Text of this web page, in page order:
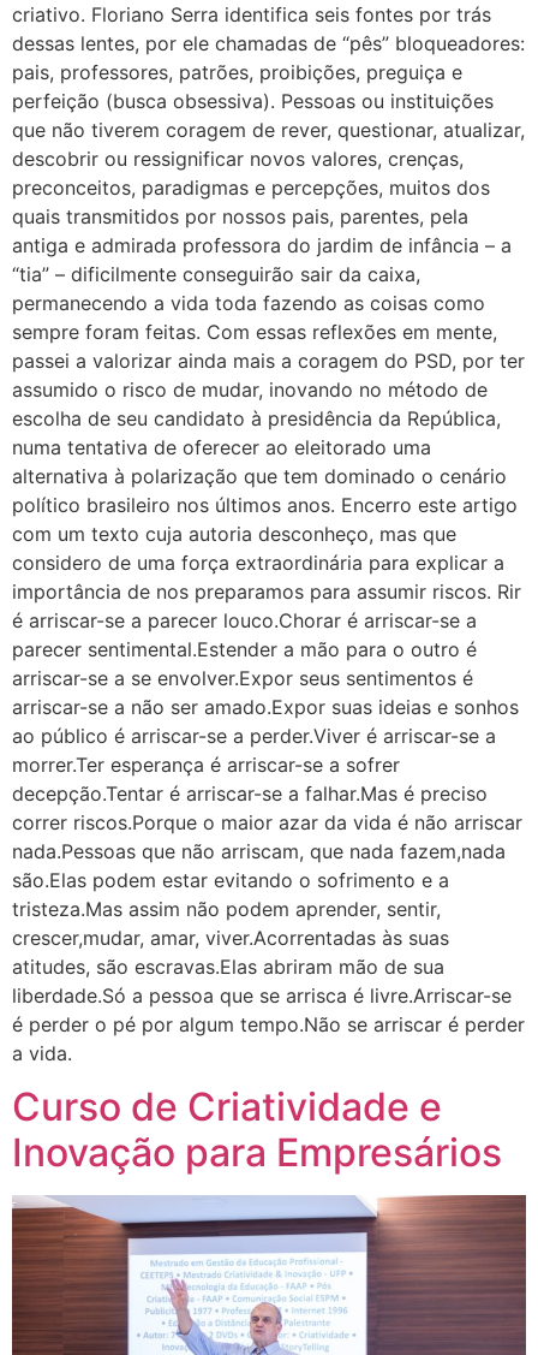
criativo. Floriano Serra identifica seis fontes por trás
dessas lentes, por ele chamadas de “pês” bloqueadores:
pais, professores, patrões, proibições, preguiça e
perfeição (busca obsessiva). Pessoas ou instituições
que não tiverem coragem de rever, questionar, atualizar,
descobrir ou ressignificar novos valores, crenças,
preconceitos, paradigmas e percepções, muitos dos
quais transmitidos por nossos pais, parentes, pela
antiga e admirada professora do jardim de infância – a
“tia” – dificilmente conseguirão sair da caixa,
permanecendo a vida toda fazendo as coisas como
sempre foram feitas. Com essas reflexões em mente,
passei a valorizar ainda mais a coragem do PSD, por ter
assumido o risco de mudar, inovando no método de
escolha de seu candidato à presidência da República,
numa tentativa de oferecer ao eleitorado uma
alternativa à polarização que tem dominado o cenário
político brasileiro nos últimos anos. Encerro este artigo
com um texto cuja autoria desconheço, mas que
considero de uma força extraordinária para explicar a
importância de nos preparamos para assumir riscos. Rir
é arriscar-se a parecer louco.Chorar é arriscar-se a
parecer sentimental.Estender a mão para o outro é
arriscar-se a se envolver.Expor seus sentimentos é
arriscar-se a não ser amado.Expor suas ideias e sonhos
ao público é arriscar-se a perder.Viver é arriscar-se a
morrer.Ter esperança é arriscar-se a sofrer
decepção.Tentar é arriscar-se a falhar.Mas é preciso
correr riscos.Porque o maior azar da vida é não arriscar
nada.Pessoas que não arriscam, que nada fazem,nada
são.Elas podem estar evitando o sofrimento e a
tristeza.Mas assim não podem aprender, sentir,
crescer,mudar, amar, viver.Acorrentadas às suas
atitudes, são escravas.Elas abriram mão de sua
liberdade.Só a pessoa que se arrisca é livre.Arriscar-se
é perder o pé por algum tempo.Não se arriscar é perder
a vida.
Curso de Criatividade e
Inovação para Empresários